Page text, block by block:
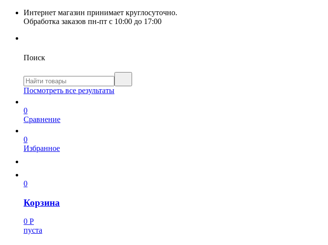
Интернет магазин принимает круглосуточно.
Обработка заказов пн-пт с 10:00 до 17:00
Поиск
Посмотреть все результаты
0
Сравнение
0
Избранное
0
Корзина
0 Р
пуста